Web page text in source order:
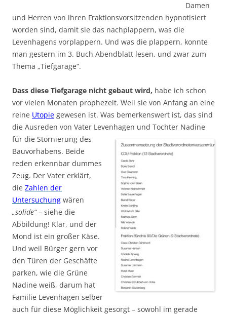
Damen
und Herren von ihren Fraktionsvorsitzenden hypnotisiert
worden sind, damit sie das nachplappern, was die
Levenhagens vorplappern. Und was die plappern, konnte
man gestern im 3. Buch Abendblatt lesen, und zwar zum
Thema „Tiefgarage“.
Dass diese Tiefgarage nicht gebaut wird, habe ich schon
vor vielen Monaten prophezeit. Weil sie von Anfang an eine
reine Utopie gewesen ist. Was bemerkenswert ist, das sind
die Ausreden von Vater Levenhagen und Tochter Nadine
für die Stornierung des
Bauvorhabens. Beide
reden erkennbar dummes
Zeug. Der Vater erklärt,
die Zahlen der
Untersuchung wären
„solide“ – siehe die
Abbildung! Klar, und der
Mond ist ein großer Käse.
Und weil Bürger gern vor
den Türen der Geschäfte
parken, wie die Grüne
Nadine weiß, darum hat
Familie Levenhagen selber
auch für diese Möglichkeit gesorgt – sowohl im gerade